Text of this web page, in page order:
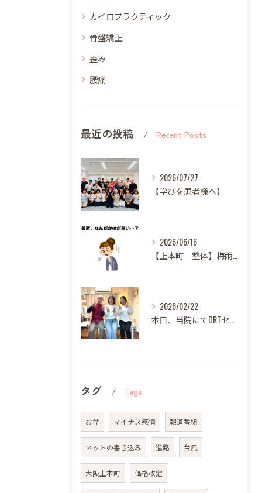
カイロプラクティック
骨盤矯正
歪み
腰痛
最近の投稿 Recent Posts
2026/07/27
【学びを患者様へ】
2026/06/16
【上本町 整体】梅雨になると体調が悪くなる方へ
2026/02/22
本日、当院にてDRTセミナーを開催いたしました。
タグ Tags
お盆 マイナス感情 報道番組
ネットの書き込み 進路 台風
大阪上本町 価格改定